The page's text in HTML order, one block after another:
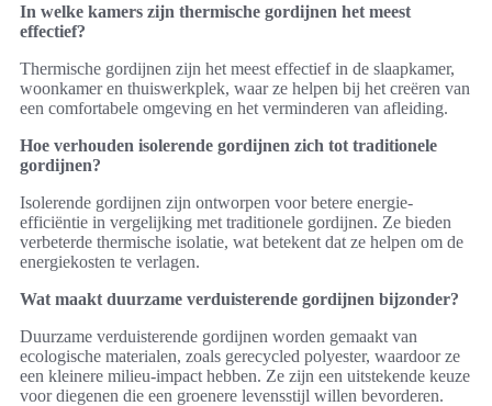
In welke kamers zijn thermische gordijnen het meest
effectief?
Thermische gordijnen zijn het meest effectief in de slaapkamer,
woonkamer en thuiswerkplek, waar ze helpen bij het creëren van
een comfortabele omgeving en het verminderen van afleiding.
Hoe verhouden isolerende gordijnen zich tot traditionele
gordijnen?
Isolerende gordijnen zijn ontworpen voor betere energie-
efficiëntie in vergelijking met traditionele gordijnen. Ze bieden
verbeterde thermische isolatie, wat betekent dat ze helpen om de
energiekosten te verlagen.
Wat maakt duurzame verduisterende gordijnen bijzonder?
Duurzame verduisterende gordijnen worden gemaakt van
ecologische materialen, zoals gerecycled polyester, waardoor ze
een kleinere milieu-impact hebben. Ze zijn een uitstekende keuze
voor diegenen die een groenere levensstijl willen bevorderen.